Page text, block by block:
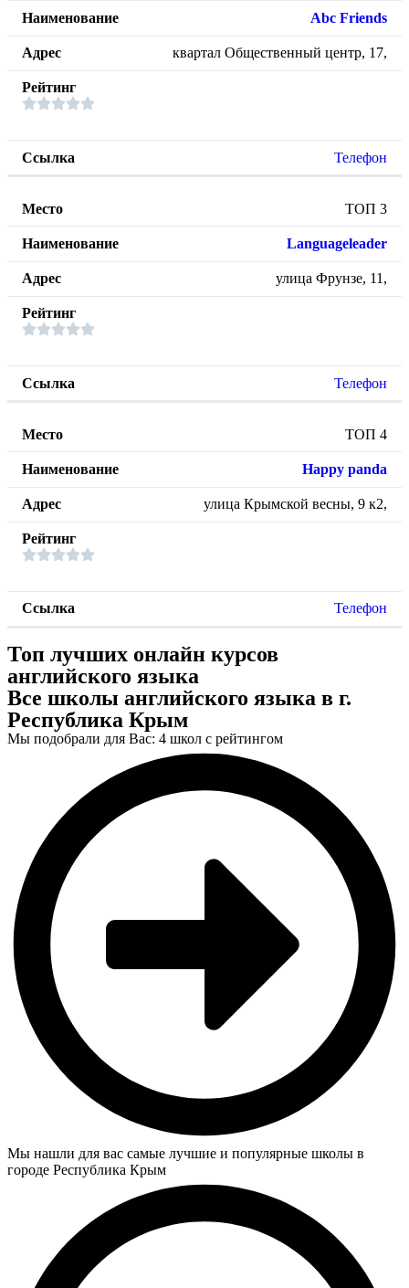
Abc Friends
квартал Общественный центр, 17,
Телефон
ТОП 3
Languageleader
улица Фрунзе, 11,
Телефон
ТОП 4
Happy panda
улица Крымской весны, 9 к2,
Телефон
Топ лучших онлайн курсов
английского языка
Все школы английского языка в г.
Республика Крым
Мы подобрали для Вас: 4 школ с рейтингом
Мы нашли для вас самые лучшие и популярные школы в
городе Республика Крым